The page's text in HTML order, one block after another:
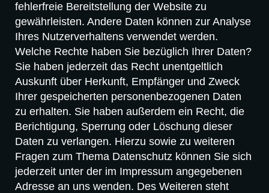
fehlerfreie Bereitstellung der Website zu
gewährleisten. Andere Daten können zur Analyse
Ihres Nutzerverhaltens verwendet werden.
Welche Rechte haben Sie bezüglich Ihrer Daten?
Sie haben jederzeit das Recht unentgeltlich
Auskunft über Herkunft, Empfänger und Zweck
Ihrer gespeicherten personenbezogenen Daten
zu erhalten. Sie haben außerdem ein Recht, die
Berichtigung, Sperrung oder Löschung dieser
Daten zu verlangen. Hierzu sowie zu weiteren
Fragen zum Thema Datenschutz können Sie sich
jederzeit unter der im Impressum angegebenen
Adresse an uns wenden. Des Weiteren steht